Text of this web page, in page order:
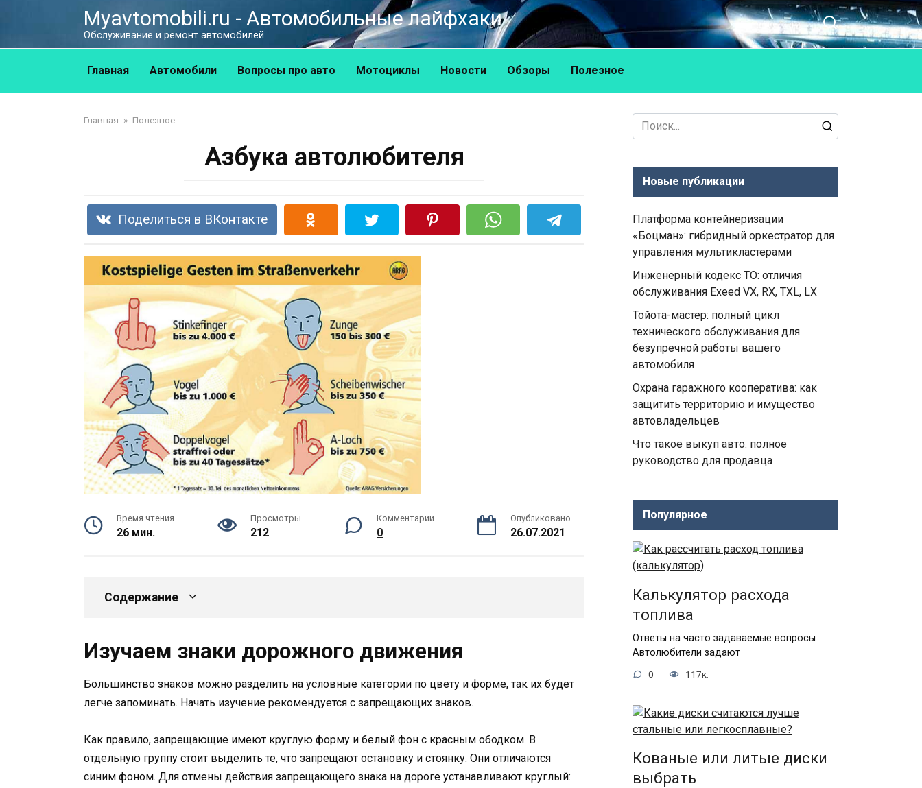
Myavtomobili.ru - Автомобильные лайфхаки
Обслуживание и ремонт автомобилей
Главная Автомобили Вопросы про авто Мотоциклы Новости Обзоры Полезное
Главная » Полезное
Азбука автолюбителя
Поделиться в ВКонтакте
Время чтения
26 мин.
Просмотры
212
Комментарии
0
Опубликовано
26.07.2021
Содержание
Изучаем знаки дорожного движения
Большинство знаков можно разделить на условные категории по цвету и форме, так их будет
легче запоминать. Начать изучение рекомендуется с запрещающих знаков.
Как правило, запрещающие имеют круглую форму и белый фон с красным ободком. В
отдельную группу стоит выделить те, что запрещают остановку и стоянку. Они отличаются
синим фоном. Для отмены действия запрещающего знака на дороге устанавливают круглый:
Search
for:
Новые публикации
Платформа контейнеризации
«Боцман»: гибридный оркестратор для
управления мультикластерами
Инженерный кодекс ТО: отличия
обслуживания Exeed VX, RX, TXL, LX
Тойота-мастер: полный цикл
технического обслуживания для
безупречной работы вашего
автомобиля
Охрана гаражного кооператива: как
защитить территорию и имущество
автовладельцев
Что такое выкуп авто: полное
руководство для продавца
Популярное
Калькулятор расхода
топлива
Ответы на часто задаваемые вопросы
Автолюбители задают
0 117к.
Кованые или литые диски
выбрать